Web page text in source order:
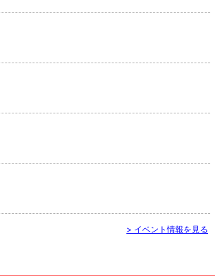
> イベント情報を見る